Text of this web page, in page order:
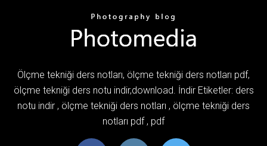
Ölçme tekniği ders notları, ölçme tekniği ders notları pdf,
ölçme tekniği ders notu indir,download. İndir Etiketler: ders
notu indir , ölçme tekniği ders notları , ölçme tekniği ders
notları pdf , pdf